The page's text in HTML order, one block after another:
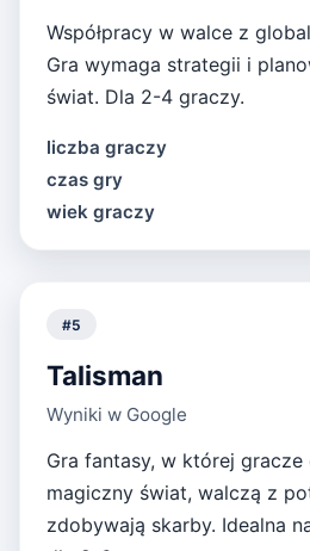
Współpracy w walce z
Gra wymaga strategii i
świat. Dla 2-4 graczy.
liczba graczy
czas gry
wiek graczy
#5
Talisman
Wyniki w Google
Gra fantasy, w której gracze
magiczny świat, walczą z
zdobywają skarby. Idealna